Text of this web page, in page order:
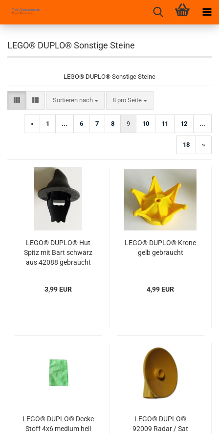
LEGO® DUPLO® Sonstige Steine
LEGO® DUPLO® Sonstige Steine
Sortieren nach
Sortieren nach 8 pro Seite
pro Seite
« 1 ... 6 7 8 9 10 11 12 ...
18 »
LEGO® DUPLO® Hut
Spitz mit Bart schwarz
aus 42088 gebraucht
3,99 EUR
LEGO® DUPLO® Krone
gelb gebraucht
4,99 EUR
LEGO® DUPLO® Decke
Stoff 4x6 medium hell
LEGO® DUPLO®
92009 Radar / Sat